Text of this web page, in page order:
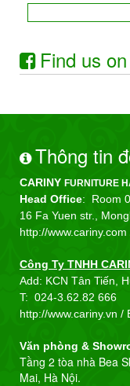
Find us
Thông tin
CARINY FURNITURE
Head Office: Room
16 Fa Yuen str.,
http://www.cariny.com
Công Ty TNHH
Add: KCN Tân Tiến,
T: 024-3.62.82 666
http://www.cariny.vn /
Văn phòng &
Tầng 2 tòa nhà Bea
Mai, Hà Nội.